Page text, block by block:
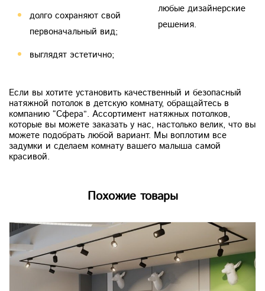
долго сохраняют свой
первоначальный вид;
выглядят эстетично;
любые дизайнерские
решения.
Если вы хотите установить качественный и безопасный
натяжной потолок в детскую комнату, обращайтесь в
компанию “Сфера”. Ассортимент натяжных потолков,
которые вы можете заказать у нас, настолько велик, что вы
можете подобрать любой вариант. Мы воплотим все
задумки и сделаем комнату вашего малыша самой
красивой.
Похожие товары